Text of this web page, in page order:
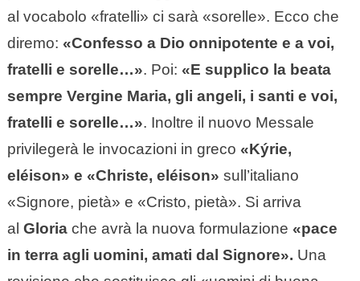
al vocabolo «fratelli» ci sarà «sorelle». Ecco che
diremo: «Confesso a Dio onnipotente e a voi,
fratelli e sorelle…». Poi: «E supplico la beata
sempre Vergine Maria, gli angeli, i santi e voi,
fratelli e sorelle…». Inoltre il nuovo Messale
privilegerà le invocazioni in greco «Kýrie,
eléison» e «Christe, eléison» sull’italiano
«Signore, pietà» e «Cristo, pietà». Si arriva
al Gloriache avrà la nuova formulazione «pace
in terra agli uomini, amati dal Signore». Una